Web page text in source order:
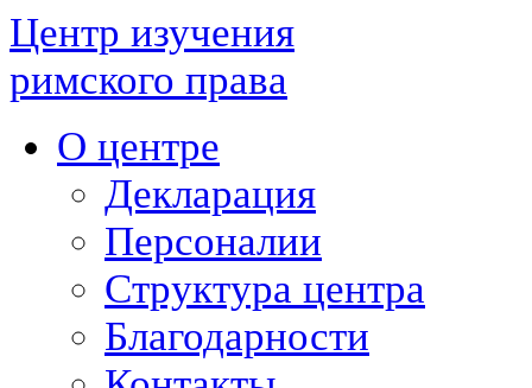
Центр изучения
римского права
О центре
Декларация
Персоналии
Структура центра
Благодарности